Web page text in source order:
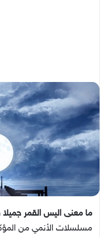
ما معنى اليس القمر جميلا
مسلسلات الأنمي من